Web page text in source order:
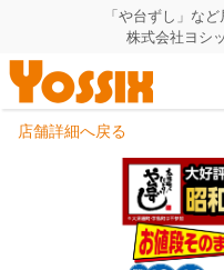
「や台ずし」な
株式会社ヨシ
HOME
企業情報トップ
店舗詳細へ戻る